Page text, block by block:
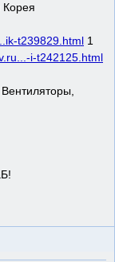
Корея
t239829.html 1
i-t242125.html